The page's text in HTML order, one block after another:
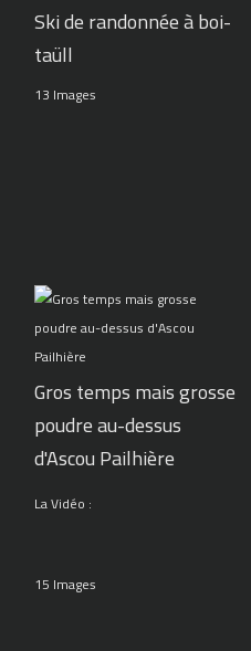
Ski de randonnée à boi-
taüll
13 Images
Gros temps mais grosse
poudre au-dessus
d'Ascou Pailhière
La Vidéo :
15 Images